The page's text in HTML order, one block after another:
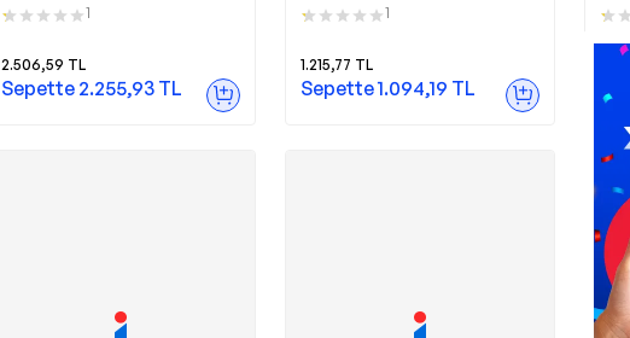
Bob Arka Fren Balatası
1
2.506,59 TL
Sepette 2.255,93 TL
Uyumlu Arka Fren Balatası
1
1.215,77 TL
Sepette1.094,19 TL